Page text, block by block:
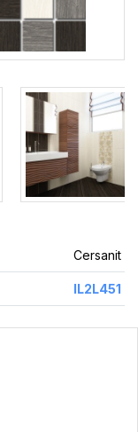
Cersanit
IL2L451